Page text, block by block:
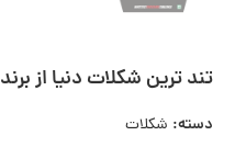
تند ترين شكلات دنيا از برند JOLOCHIP
دسته: شکلات